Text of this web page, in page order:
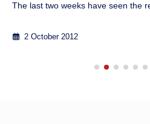
The last two weeks have seen the
2 October 2012